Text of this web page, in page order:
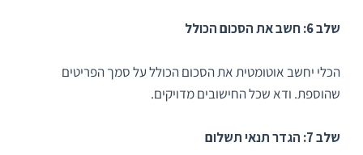
שלב 6: חשב את הסכום הכולל
הכלי יחשב אוטומטית את הסכום הכולל על סמך הפריטים
שהוספת. ודא שכל החישובים מדויקים.
שלב 7: הגדר תנאי תשלום